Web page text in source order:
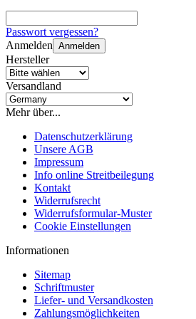
Passwort vergessen?
Anmelden Anmelden
Hersteller
Versandland
Mehr über...
Datenschutzerklärung
Unsere AGB
Impressum
Info online Streitbeilegung
Kontakt
Widerrufsrecht
Widerrufsformular-Muster
Cookie Einstellungen
Informationen
Sitemap
Schriftmuster
Liefer- und Versandkosten
Zahlungsmöglichkeiten